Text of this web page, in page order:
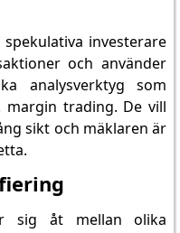
investerare
och använder
analysverktyg som
margin trading. De vill
sikt och mäklaren är
sig åt mellan olika